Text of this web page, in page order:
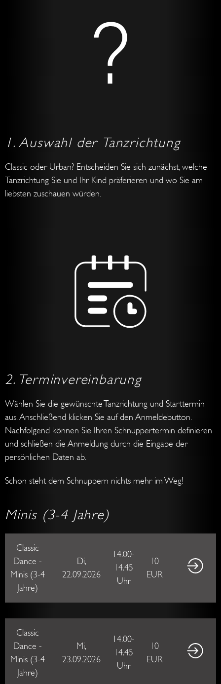
1. Auswahlder Tanzrichtung
Classic oder Urban? Entscheiden Sie sich zunächst, welche
Tanzrichtung Sie und Ihr Kind präferieren und wo Sie am
liebsten zuschauen würden.
2. Terminvereinbarung
Wählen Sie die gewünschte Tanzrichtung und Starttermin
aus. Anschließend klicken Sie auf den Anmeldebutton.
Nachfolgend können Sie Ihren Schnuppertermin definieren
und schließen die Anmeldung durch die Eingabe der
persönlichen Daten ab.
Schon stehtdem Schnuppern nichts mehr imWeg!
Minis (3-4 Jahre)